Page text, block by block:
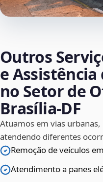
Outros
e Assistência
no Setor de
Brasília‑DF
Atuamos em vias
atendendo diferentes
Remoção de veículos
Atendimento a panes